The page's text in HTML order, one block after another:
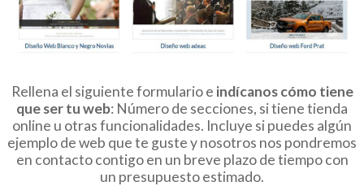
Rellena el siguiente formulario e indícanos cómo tiene
que ser tu web: Número de secciones, si tiene tienda
online u otras funcionalidades. Incluye si puedes algún
ejemplo de web que te guste y nosotros nos pondremos
en contacto contigo en un breve plazo de tiempo con
un presupuesto estimado.